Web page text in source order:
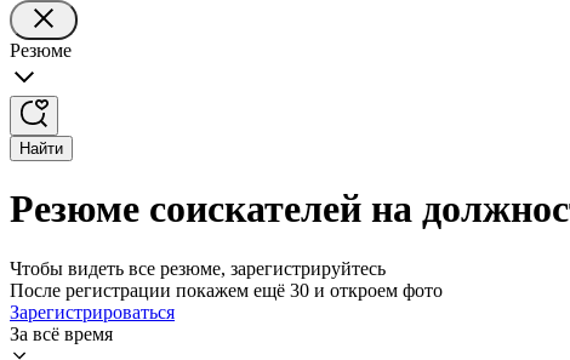
Резюме
Найти
Резюме соискателей на
Чтобы видеть все резюме, зарегистрируйтесь
После регистрации покажем ещё 30 и откроем фото
Зарегистрироваться
За всё время